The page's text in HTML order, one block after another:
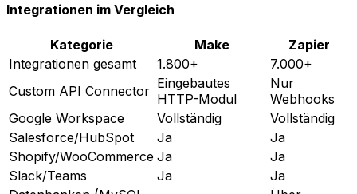
Integrationen im Vergleich
Kategorie Make
Zapier
Integrationen gesamt
1.800+
7.000+
Custom API Connector Eingebautes
HTTP-Modul
Nur
Webhooks
Google Workspace
Vollständig
Vollständig
Salesforce/HubSpot
Ja
Ja
Shopify/WooCommerce Ja
Ja
Slack/Teams
Ja
Ja